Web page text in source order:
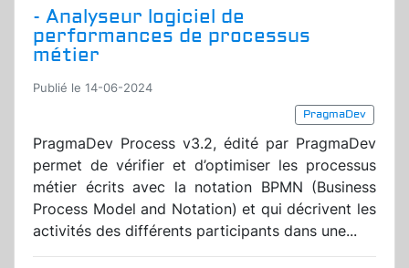
- Analyseur logiciel de
performances de processus
métier
Publié le 14-06-2024
PragmaDev
PragmaDev Process v3.2, édité par PragmaDev
permet de vérifier et d’optimiser les processus
métier écrits avec la notation BPMN (Business
Process Model and Notation) et qui décrivent les
activités des différents participants dans une...